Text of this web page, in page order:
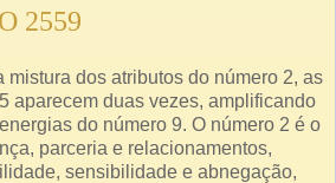
2559
mistura dos atributos do número 2, as
aparecem duas vezes, amplificando
do número 9. O número 2 é o
parceria e relacionamentos,
sensibilidade e abnegação,